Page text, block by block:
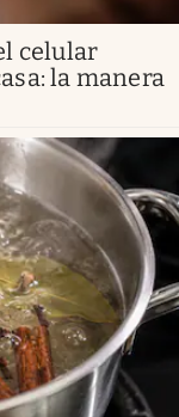
celular
la manera